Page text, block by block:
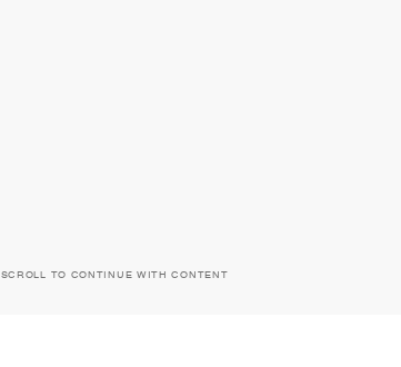
SCROLL TO CONTINUE WITH CONTENT